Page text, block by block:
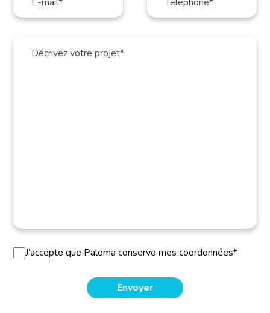
J’accepte que Paloma conserve mes coordonnées*